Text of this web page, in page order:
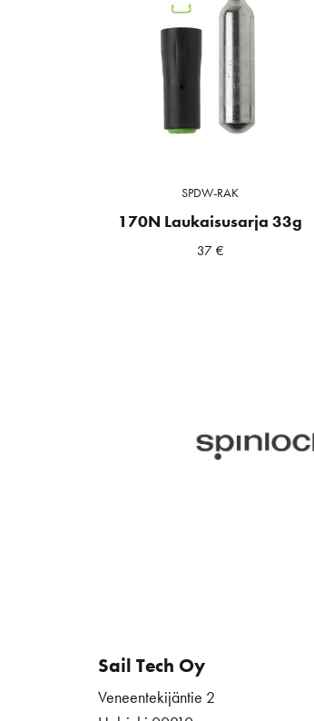
SPDW-RAK
170N Laukaisusarja 33g
37 €
Sail Tech Oy
Veneentekijäntie 2